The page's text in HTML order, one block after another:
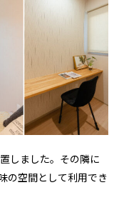
しました。その隣に
の空間として利用でき